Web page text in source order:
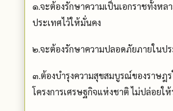
๑.จะต้องรักษาความเป็นเอกราชทั้งหล
ประเทศไว้ให้มั่นคง
๒.จะต้องรักษาความปลอดภัยภายในป
๓.ต้องบำรุงความสุขสมบูรณ์ของราษฎ
โครงการเศรษฐกิจแห่งชาติ ไม่ปล่อยใ